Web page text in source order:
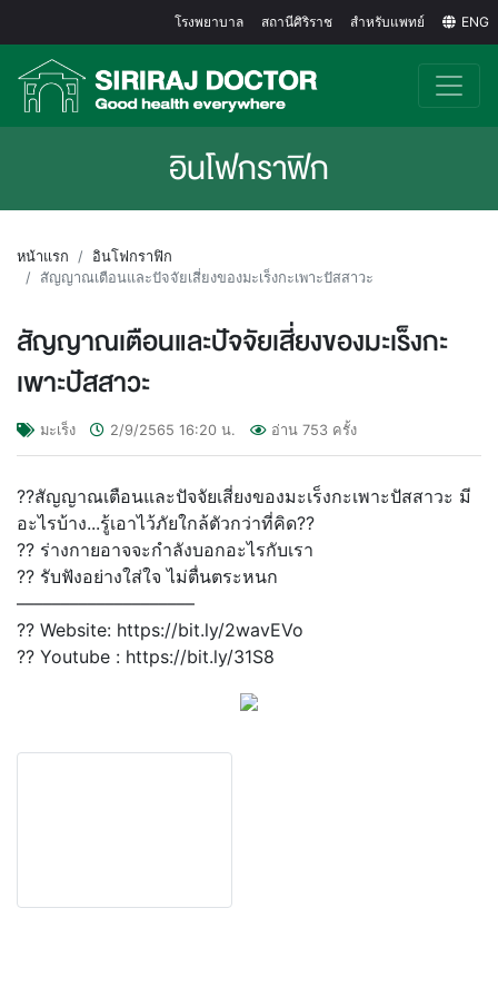
โรงพยาบาล สถานีศิริราช สำหรับแพทย์ ENG
อินโฟกราฟิก
หน้าแรก
อินโฟกราฟิก
สัญญาณเตือนและปัจจัยเสี่ยงของมะเร็งกะเพาะปัสสาวะ
สัญญาณเตือนและปัจจัยเสี่ยงของมะเร็งกะ
เพาะปัสสาวะ
มะเร็ง 2/9/2565 16:20 น. อ่าน 753 ครั้ง
??สัญญาณเตือนและปัจจัยเสี่ยงของมะเร็งกะเพาะปัสสาวะ มี
อะไรบ้าง...รู้เอาไว้ภัยใกล้ตัวกว่าที่คิด??
?? ร่างกายอาจจะกำลังบอกอะไรกับเรา
?? รับฟังอย่างใส่ใจ ไม่ตื่นตระหนก
––––––––––––––––––––
?? Website: https://bit.ly/2wavEVo
?? Youtube : https://bit.ly/31S8